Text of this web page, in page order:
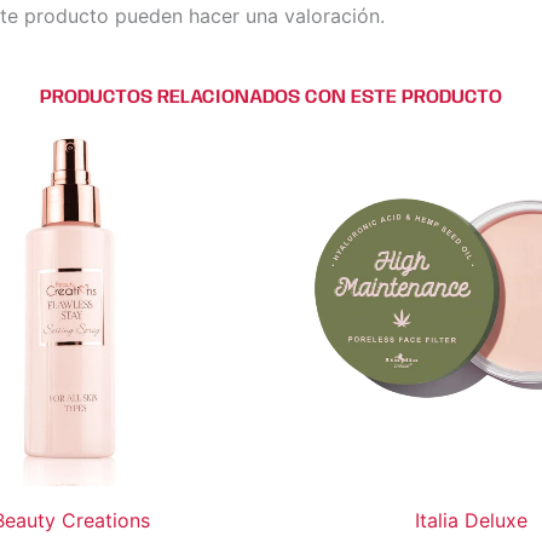
producto pueden hacer una valoración.
PRODUCTOS RELACIONADOS CON ESTE PRODUCTO
Creations Italia Deluxe